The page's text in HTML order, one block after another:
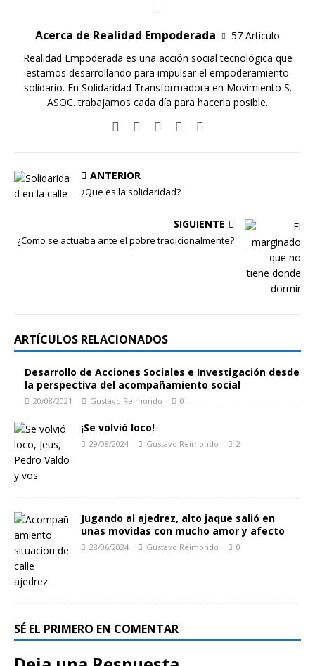
Acerca de Realidad Empoderada
57 Artículo
Realidad Empoderada es una acción social tecnológica que
estamos desarrollando para impulsar el empoderamiento
solidario. En Solidaridad Transformadora en Movimiento S.
ASOC. trabajamos cada día para hacerla posible.
ANTERIOR
¿Que es la solidaridad?
SIGUIENTE
¿Como se actuaba ante el pobre tradicionalmente?
ARTÍCULOS RELACIONADOS
Desarrollo de Acciones Sociales e Investigación desde
la perspectiva del acompañamiento social
20/08/2021 Gustavo Reimondo 0
¡Se volvió loco!
29/08/2024 Gustavo Reimondo 2
Jugando al ajedrez, alto jaque salió en
unas movidas con mucho amor y afecto
28/06/2024 Gustavo Reimondo 0
SÉ EL PRIMERO EN COMENTAR